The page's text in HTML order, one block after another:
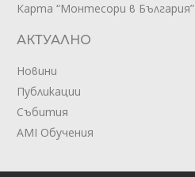
Карта “Монтесори в България”
АКТУАЛНО
Новини
Публикации
Събития
AMI Обучения